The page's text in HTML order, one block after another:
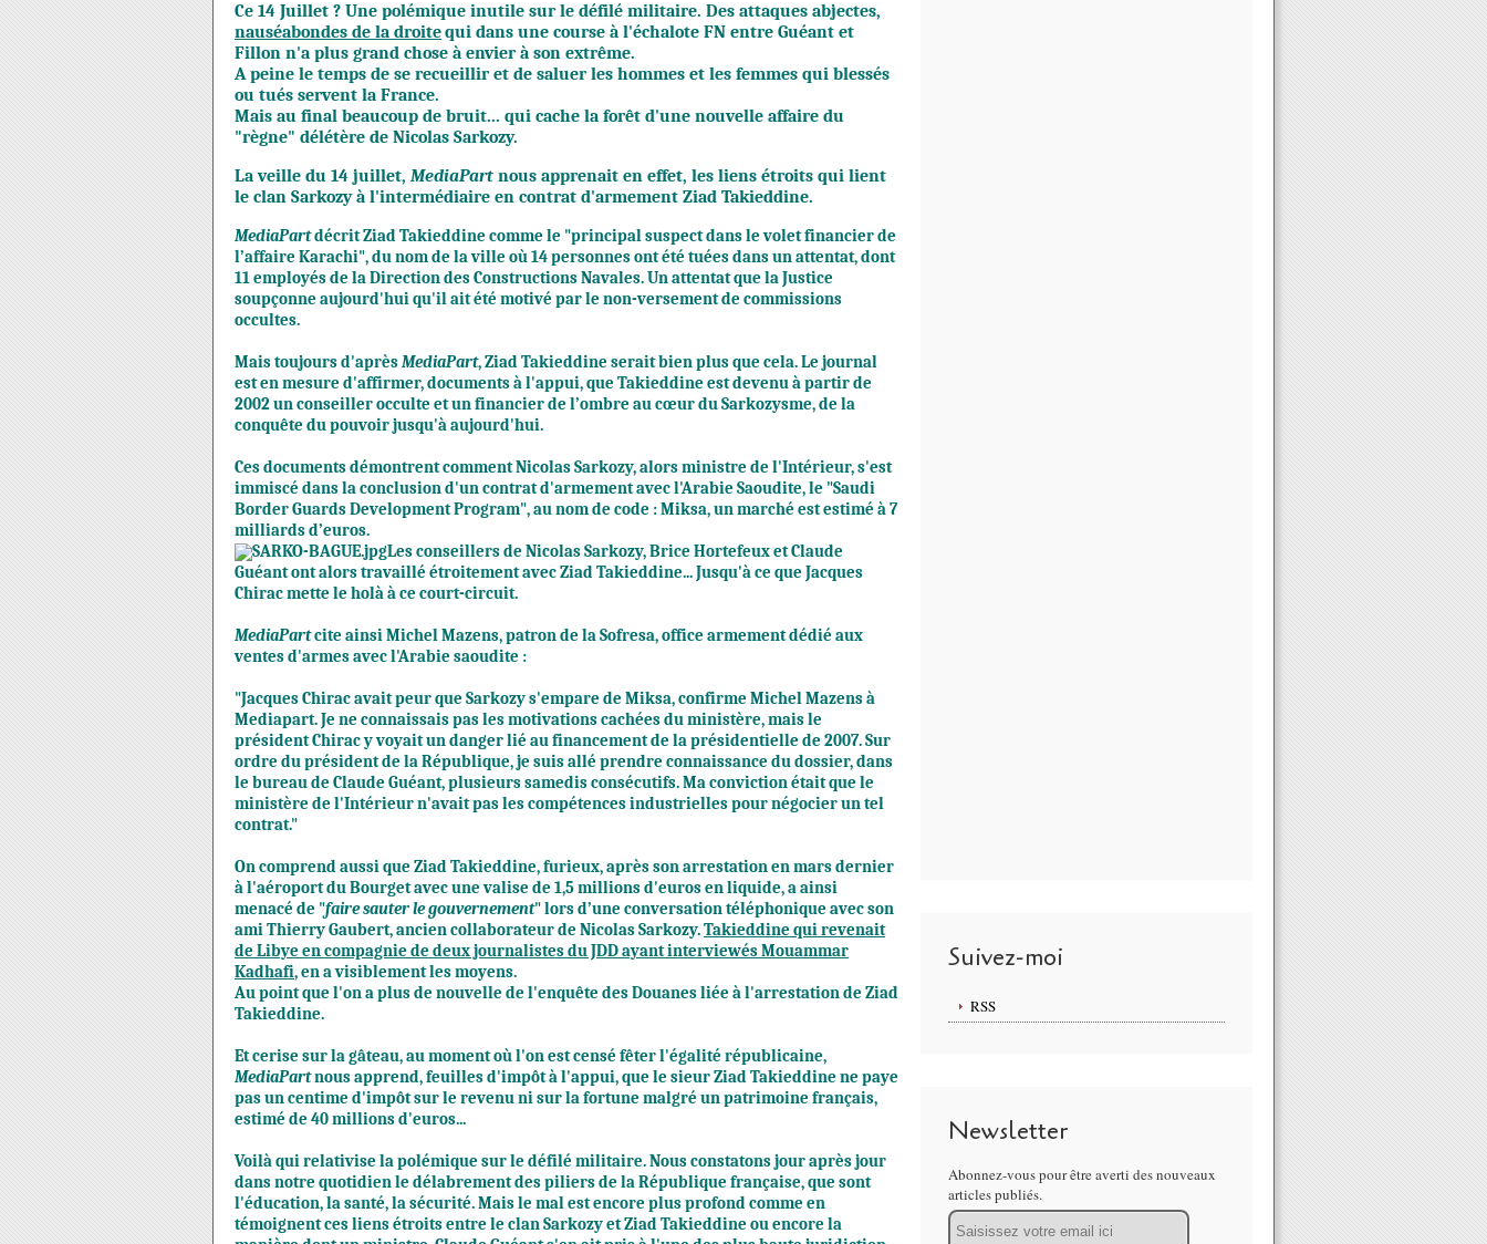
Ce 14 Juillet ? Une polémique inutile sur le défilé militaire. Des attaques abjectes,
nauséabondes de la droitequi dans une course à l'échalote FN entre Guéant et
Fillon n'a plus grand chose à envier à son extrême.
A peine le temps de se recueillir et de saluer les hommes et les femmes qui blessés
ou tués servent la France.
Mais au final beaucoup de bruit... qui cache la forêt d'une nouvelle affaire du
"règne" délétère de Nicolas Sarkozy.
La veille du 14 juillet, MediaPart nous apprenait en effet, les liens étroits qui lient
le clan Sarkozy à l'intermédiaire en contrat d'armement Ziad Takieddine.
MediaPartdécrit Ziad Takieddine comme le "principal suspect dans le volet financier de
l’affaire Karachi", du nom de la ville où 14 personnes ont été tuées dans un attentat, dont
11 employés de la Direction des Constructions Navales. Un attentat que la Justice
soupçonne aujourd'hui qu'il ait été motivé par le non-versement de commissions
occultes.
Mais toujours d'aprèsMediaPart, Ziad Takieddine serait bien plus que cela. Le journal
est en mesure d'affirmer, documents à l'appui, que Takieddine est devenu à partir de
2002 un conseiller occulte et un financier de l’ombre au cœur du Sarkozysme, de la
conquête du pouvoir jusqu'à aujourd'hui.
Ces documents démontrent comment Nicolas Sarkozy, alors ministre de l'Intérieur, s'est
immiscé dans la conclusion d'un contrat d'armement avec l'Arabie Saoudite, le "Saudi
Border Guards Development Program", au nom de code : Miksa, un marché est estimé à 7
milliards d’euros.
Les conseillers de Nicolas Sarkozy, Brice Hortefeux et Claude
Guéant ont alors travaillé étroitement avec Ziad Takieddine...Jusqu'à ce que Jacques
Chirac mette le holà à ce court-circuit.
MediaPartcite ainsi Michel Mazens, patron de la Sofresa, office armement dédié aux
ventes d'armes avec l'Arabie saoudite :
"Jacques Chirac avait peur que Sarkozy s'empare de Miksa, confirme Michel Mazens à
Mediapart. Je ne connaissais pas les motivations cachées du ministère, mais le
président Chirac y voyait un danger lié au financement de la présidentielle de 2007. Sur
ordre du président de la République, je suis allé prendre connaissance du dossier, dans
le bureau de Claude Guéant, plusieurs samedis consécutifs. Ma conviction était que le
ministère de l'Intérieur n'avait pas les compétences industrielles pour négocier un tel
contrat."
On comprend aussi que Ziad Takieddine, furieux, après son arrestation en mars dernier
à l'aéroport du Bourget avec une valise de 1,5 millions d'euros en liquide, a ainsi
menacé de "faire sauter le gouvernement" lors d’une conversation téléphonique avec son
ami Thierry Gaubert, ancien collaborateur de Nicolas Sarkozy.Takieddine qui revenait
de Libye en compagnie de deux journalistes du JDD ayant interviewés Mouammar
Kadhafi, en a visiblement les moyens.
Au point que l'on a plus de nouvelle de l'enquête des Douanes liée à l'arrestation de Ziad
Takieddine.
Et cerise sur la gâteau, au moment où l'on est censé fêter l'égalité républicaine,
MediaPartnous apprend, feuilles d'impôt à l'appui, que le sieur Ziad Takieddine ne paye
pas un centime d'impôt sur le revenu ni sur la fortune malgré un patrimoine français,
estimé de 40 millions d'euros...
Voilà qui relativise la polémique sur le défilé militaire. Nous constatons jour après jour
dans notre quotidienle délabrement des piliers de la République française, que sont
l'éducation, la santé, la sécurité. Mais le mal est encore plus profond comme en
témoignent ces liens étroits entre le clan Sarkozy et Ziad Takieddine ou encore la
Suivez-moi
RSS
Newsletter
Abonnez-vous pour être averti des nouveaux
articles publiés.
Email